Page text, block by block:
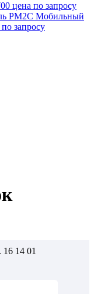
цена по запросу
РМ2С Мобильный
запросу